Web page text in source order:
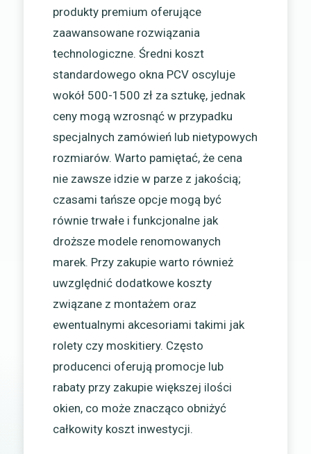
produkty premium oferujące
zaawansowane rozwiązania
technologiczne. Średni koszt
standardowego okna PCV oscyluje
wokół 500-1500 zł za sztukę, jednak
ceny mogą wzrosnąć w przypadku
specjalnych zamówień lub nietypowych
rozmiarów. Warto pamiętać, że cena
nie zawsze idzie w parze z jakością;
czasami tańsze opcje mogą być
równie trwałe i funkcjonalne jak
droższe modele renomowanych
marek. Przy zakupie warto również
uwzględnić dodatkowe koszty
związane z montażem oraz
ewentualnymi akcesoriami takimi jak
rolety czy moskitiery. Często
producenci oferują promocje lub
rabaty przy zakupie większej ilości
okien, co może znacząco obniżyć
całkowity koszt inwestycji.